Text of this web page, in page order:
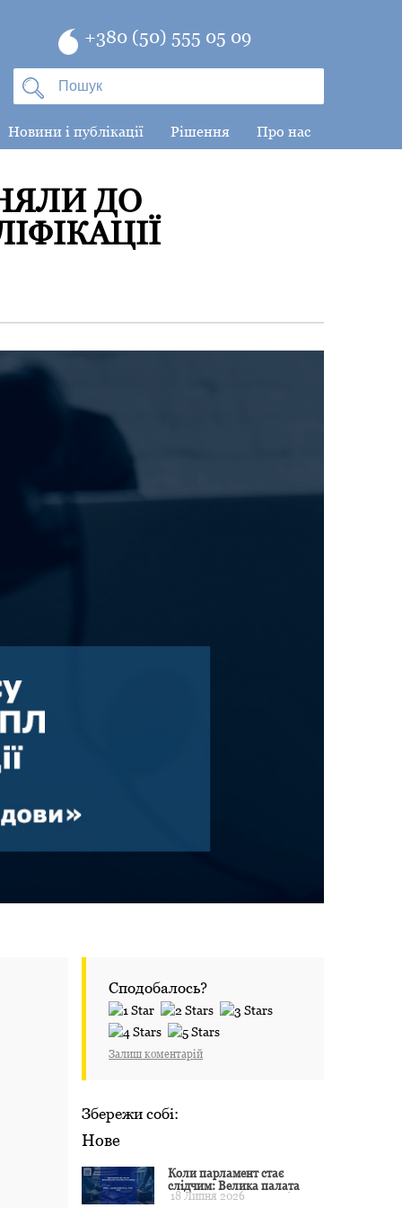
+380 (50) 555 05 09
Новини і публікації Рішення Про нас
ДО
Сподобалось?
Залиш коментарій
Збережи собі:
Нове
Коли парламент стає
слідчим: Велика палата
ЄСПЛ окреслила межі
18 Липня 2026